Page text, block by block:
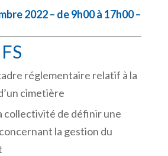
2022 – de 9h00 à 17h00 –
réglementaire relatif à la
cimetière
collectivité de définir une
la gestion du